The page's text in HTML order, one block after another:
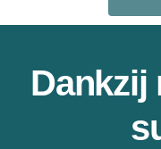
Dankzij